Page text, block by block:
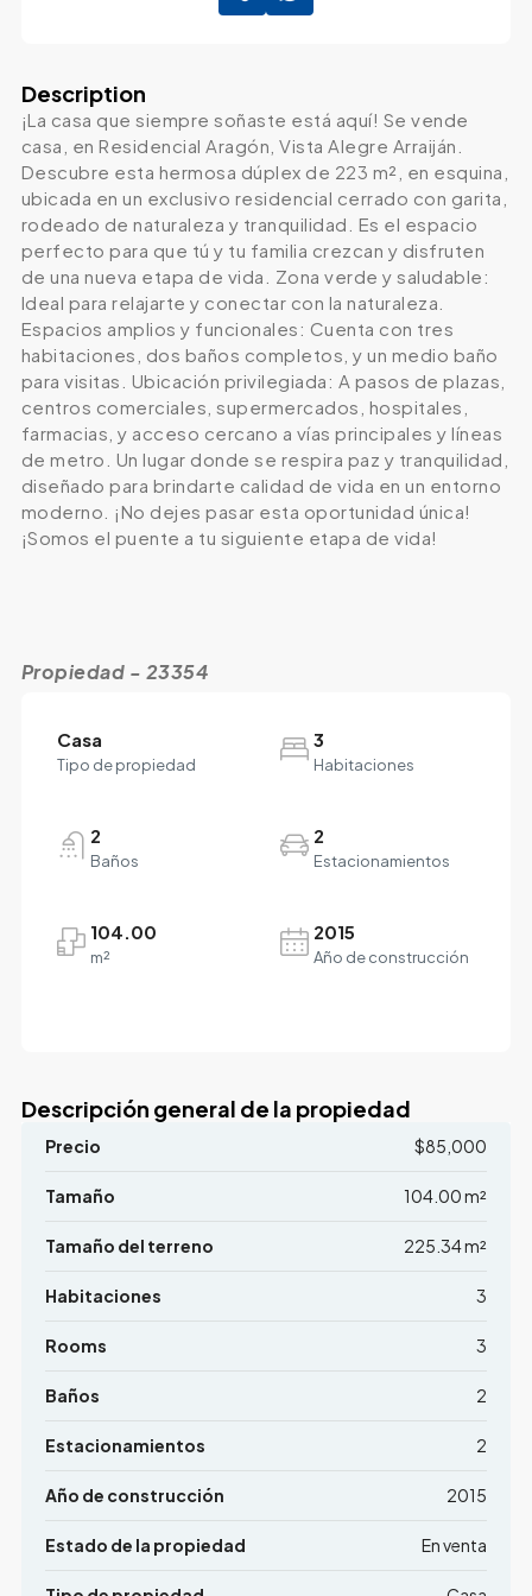
Description
¡La casa que siempre soñaste está aquí! Se vende
casa, en Residencial Aragón, Vista Alegre Arraiján.
Descubre esta hermosa dúplex de 223 m², en esquina,
ubicada en un exclusivo residencial cerrado con garita,
rodeado de naturaleza y tranquilidad. Es el espacio
perfecto para que tú y tu familia crezcan y disfruten
de una nueva etapa de vida. Zona verde y saludable:
Ideal para relajarte y conectar con la naturaleza.
Espacios amplios y funcionales: Cuenta con tres
habitaciones, dos baños completos, y un medio baño
para visitas. Ubicación privilegiada: A pasos de plazas,
centros comerciales, supermercados, hospitales,
farmacias, y acceso cercano a vías principales y líneas
de metro. Un lugar donde se respira paz y tranquilidad,
diseñado para brindarte calidad de vida en un entorno
moderno. ¡No dejes pasar esta oportunidad única!
¡Somos el puente a tu siguiente etapa de vida!
Propiedad - 23354
Casa
Tipo de propiedad
3
Habitaciones
2
Baños
2
Estacionamientos
104.00
m²
2015
Año de construcción
Descripción general de la propiedad
Precio $85,000
Tamaño 104.00 m²
Tamaño del terreno 225.34 m²
Habitaciones 3
Rooms 3
Baños 2
Estacionamientos 2
Año de construcción 2015
Estado de la propiedad En venta